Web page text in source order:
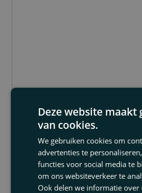
Rob Lemmens
Partner
Deze website maakt
van cookies.
We gebruiken cookies om
advertenties te
functies voor social media te
om ons websiteverkeer te
Ook delen we informatie over